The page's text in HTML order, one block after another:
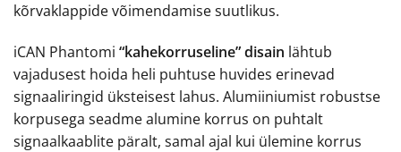
kõrvaklappide võimendamise suutlikus.
iCAN Phantomi “kahekorruseline” disain lähtub
vajadusest hoida heli puhtuse huvides erinevad
signaaliringid üksteisest lahus. Alumiiniumist robustse
korpusega seadme alumine korrus on puhtalt
signaalkaablite päralt, samal ajal kui ülemine korrus